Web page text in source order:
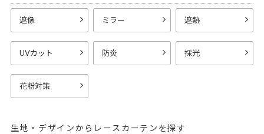
遮像 ミラー 遮熱
UVカット 防炎 採光
花粉対策
生地・デザインからレースカーテンを探す